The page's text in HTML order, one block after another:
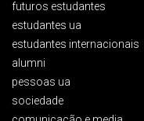
futuros estudantes
estudantes ua
estudantes internacionais
alumni
pessoas ua
sociedade